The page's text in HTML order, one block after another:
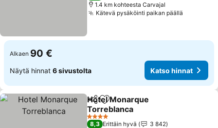
1.4 km kohteesta Carvajal
Kätevä pysäköinti paikan päällä
Alkaen 90 €
Näytä hinnat 6 sivustolta Katso hinnat
Jaa Lisää suosikkeihin
Hotel Monarque
Torreblanca
Katso hinnat
4 Tähtiluokitus
8,3 Erittäin hyvä
3 842